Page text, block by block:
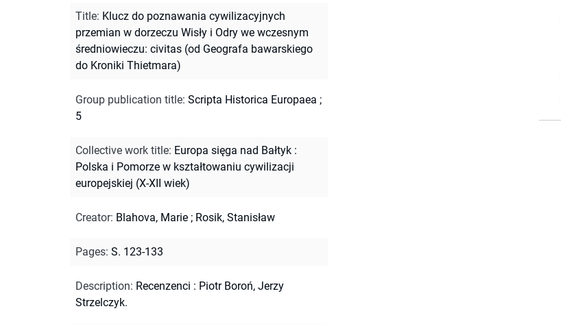
Title: Klucz do poznawania cywilizacyjnych
przemian w dorzeczu Wisły i Odry we wczesnym
średniowieczu: civitas (od Geografa bawarskiego
do Kroniki Thietmara)
Group publication title: Scripta Historica Europaea ;
5
Collective work title: Europa sięga nad Bałtyk :
Polska i Pomorze w kształtowaniu cywilizacji
europejskiej (X-XII wiek)
Creator: Blahova, Marie ; Rosik, Stanisław
Pages: S. 123-133
Description: Recenzenci : Piotr Boroń, Jerzy
Strzelczyk.